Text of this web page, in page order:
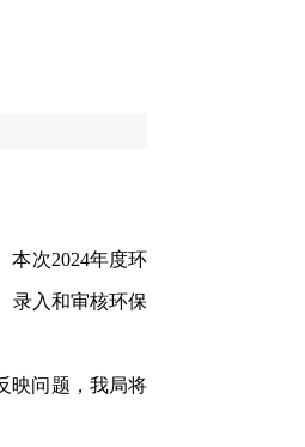
次2024年度环
录入和审核环保
映问题，我局将